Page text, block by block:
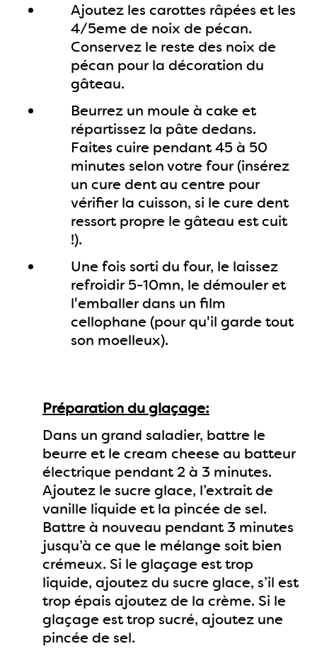
Ajoutez les carottes râpées et les
4/5eme de noix de pécan.
Conservez le reste des noix de
pécan pour la décoration du
gâteau.
Beurrez un moule à cake et
répartissez la pâte dedans.
Faites cuire pendant 45 à 50
minutes selon votre four (insérez
un cure dent au centre pour
vérifier la cuisson, si le cure dent
ressort propre le gâteau est cuit
!).
Une fois sorti du four, le laissez
refroidir 5-10mn, le démouler et
l'emballer dans un film
cellophane (pour qu'il garde tout
son moelleux).
Préparation du glaçage:
Dans un grand saladier, battre le
beurre et le cream cheese au batteur
électrique pendant 2 à 3 minutes.
Ajoutez le sucre glace, l’extrait de
vanille liquide et la pincée de sel.
Battre à nouveau pendant 3 minutes
jusqu’à ce que le mélange soit bien
crémeux. Si le glaçage est trop
liquide, ajoutez du sucre glace, s’il est
trop épais ajoutez de la crème. Si le
glaçage est trop sucré, ajoutez une
pincée de sel.